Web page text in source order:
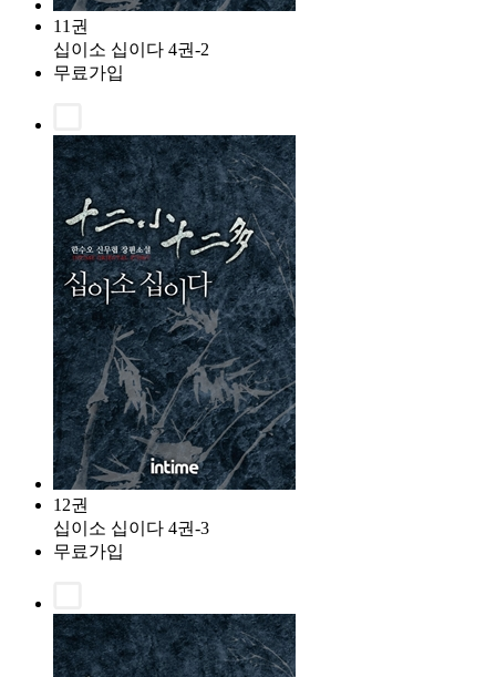
11권
십이소 십이다 4권-2
무료가입
12권
십이소 십이다 4권-3
무료가입